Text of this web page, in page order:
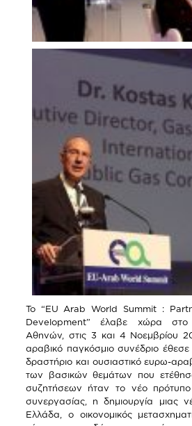
Το “EU Arab World Summit :
Development” έλαβε χώρα
Αθηνών, στις 3 και 4 Νοεμβρίου
αραβικό παγκόσμιο συνέδριο
δραστήριο και ουσιαστικό ευρω-
των βασικών θεμάτων που
συζητήσεων ήταν το νέο
συνεργασίας, η δημιουργία μιας
Ελλάδα, ο οικονομικός